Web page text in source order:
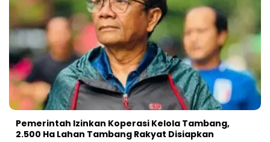
Pemerintah Izinkan Koperasi Kelola Tambang,
2.500 Ha Lahan Tambang Rakyat Disiapkan